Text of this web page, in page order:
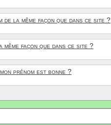
la même façon que dans ce site ?
façon que dans ce site ?
prénom est bonne ?